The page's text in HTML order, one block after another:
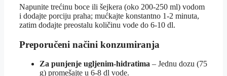
Napunite trećinu boce ili šejkera (oko 200-250 ml) vodom
i dodajte porciju praha; mućkajte konstantno 1-2 minuta,
zatim dodajte preostalu količinu vode do 6-10 dl.
Preporučeni načini konzumiranja
Za punjenje ugljenim-hidratima – Jednu dozu (75
g) promešajte u 6-8 dl vode.